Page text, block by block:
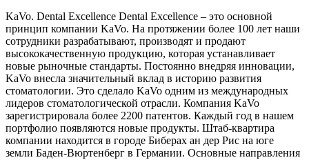
KaVo. Dental Excellence Dental Excellence – это основной
принцип компании KaVo. На протяжении более 100 лет наши
сотрудники разрабатывают, производят и продают
высококачественную продукцию, которая устанавливает
новые рыночные стандарты. Постоянно внедряя инновации,
KaVo внесла значительный вклад в историю развития
стоматологии. Это сделало KaVo одним из международных
лидеров стоматологической отрасли. Компания KaVo
зарегистрировала более 2200 патентов. Каждый год в нашем
портфолио появляются новые продукты. Штаб-квартира
компании находится в городе Биберах ан дер Рис на юге
земли Баден-Вюртенберг в Германии. Основные направления